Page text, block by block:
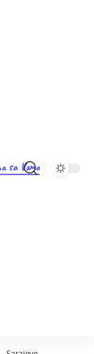
sa Vama